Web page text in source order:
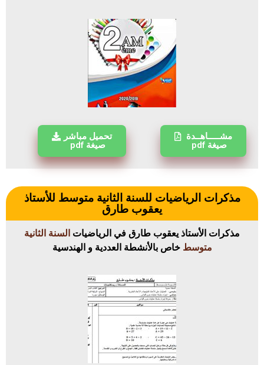
مشـــــاهــدة
صيغة pdf
تحميل مباشر
صيغة pdf
مذكرات الرياضيات للسنة الثانية متوسط للأستاذ
يعقوب طارق
مذكرات الأستاذ يعقوب طارق في الرياضيات السنة الثانية
متوسط خاص بالأنشطة العددية و الهندسية